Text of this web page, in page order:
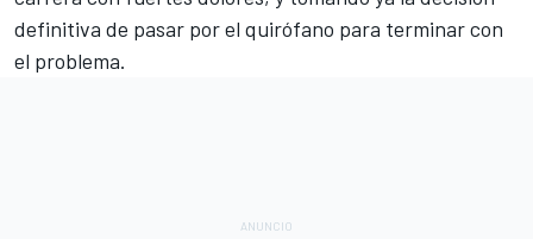
definitiva de pasar por el quirófano para terminar con
el problema.